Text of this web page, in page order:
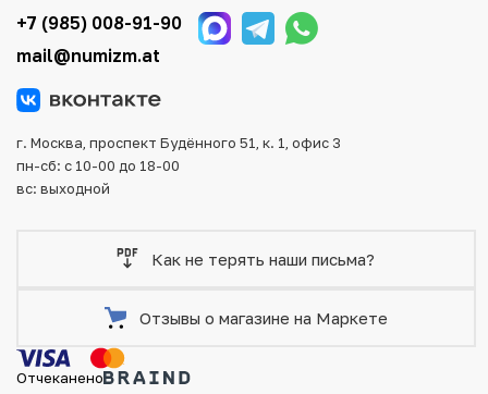
оплаты и доставки заказа. Все отправления надежно и
тщательно упаковываются, что исключает возможность
повреждения во время доставки.
+7 (985) 008-91-90
mail@numizm.at
г. Москва, проспект Будённого 51, к. 1, офис 3
пн-сб: с 10-00 до 18-00
вс: выходной
Как не терять наши письма?
Отзывы о магазине на Маркете
Отчеканено